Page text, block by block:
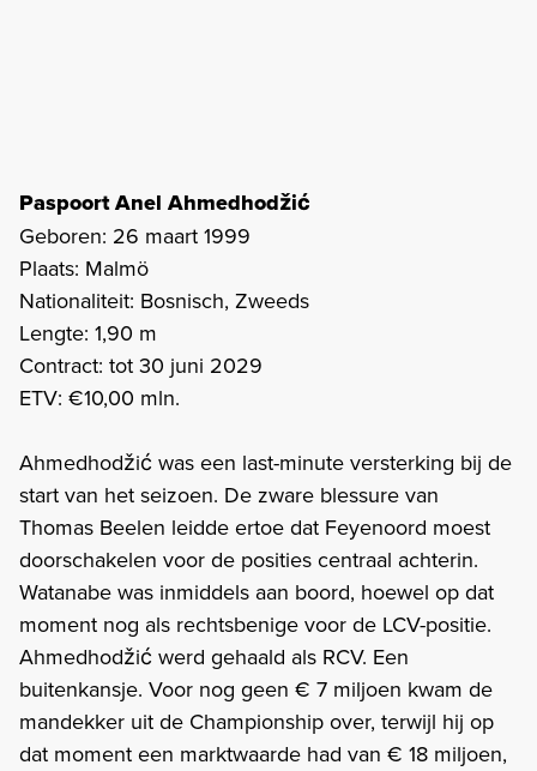
Paspoort Anel Ahmedhodžić
Geboren: 26 maart 1999
Plaats: Malmö
Nationaliteit: Bosnisch, Zweeds
Lengte: 1,90 m
Contract: tot 30 juni 2029
ETV: €10,00 mln.
Ahmedhodžić was een last-minute versterking bij de
start van het seizoen. De zware blessure van
Thomas Beelen leidde ertoe dat Feyenoord moest
doorschakelen voor de posities centraal achterin.
Watanabe was inmiddels aan boord, hoewel op dat
moment nog als rechtsbenige voor de LCV-positie.
Ahmedhodžić werd gehaald als RCV. Een
buitenkansje. Voor nog geen € 7 miljoen kwam de
mandekker uit de Championship over, terwijl hij op
dat moment een marktwaarde had van € 18 miljoen,